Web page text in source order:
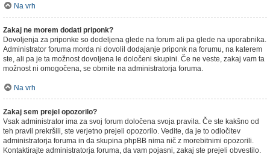
Na vrh
Zakaj ne morem dodati priponk?
Dovoljenja za priponke so dodeljena glede na forum ali pa glede na uporabnika.
Administrator foruma morda ni dovolil dodajanje priponk na forumu, na katerem
ste, ali pa je ta možnost dovoljena le določeni skupini. Če ne veste, zakaj vam ta
možnost ni omogočena, se obrnite na administratorja foruma.
Na vrh
Zakaj sem prejel opozorilo?
Vsak administrator ima za svoj forum določena svoja pravila. Če ste kakšno od
teh pravil prekršili, ste verjetno prejeli opozorilo. Vedite, da je to odločitev
administratorja foruma in da skupina phpBB nima nič z morebitnimi opozorili.
Kontaktirajte administratorja foruma, da vam pojasni, zakaj ste prejeli obvestilo.